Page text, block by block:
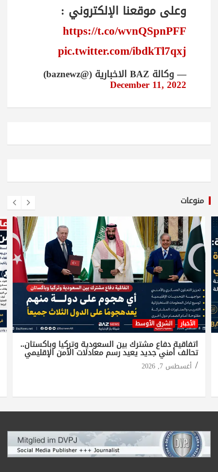
وعلى موقعنا الإلكتروني :
https://t.co/wvnQSpnPFF
pic.twitter.com/ibdkTl7qxj
— وكالة BAZ الاخبارية (@baznewz)
December 11, 2022
منوعات
الأخبار الشرق الأوسط
اتفاقية دفاع مشترك بين السعودية وتركيا وباكستان..
تحالف أمني جديد يعيد رسم معادلات الأمن الإقليمي
أغسطس 7, 2026